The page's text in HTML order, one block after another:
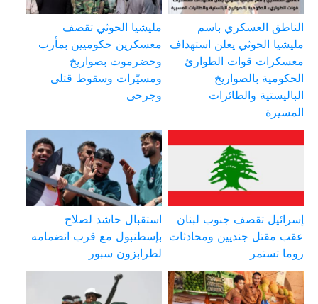
الناطق العسكري باسم
مليشيا الحوثي يعلن استهداف
معسكرات قوات الطوارئ
الحكومية بالصواريخ
الباليستية والطائرات
المسيرة
مليشيا الحوثي تقصف
معسكرين حكوميين بمأرب
وحضرموت بصواريخ
ومسيّرات وسقوط قتلى
وجرحى
إسرائيل تقصف جنوب لبنان
عقب مقتل جنديين ومحادثات
روما تستمر
استقبال حاشد لصلاح
بإسطنبول مع قرب انضمامه
لطرابزون سبور